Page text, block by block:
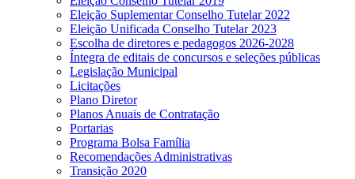
Eleição Suplementar Conselho Tutelar 2022
Eleição Unificada Conselho Tutelar 2023
Escolha de diretores e pedagogos 2026-2028
Íntegra de editais de concursos e seleções públicas
Legislação Municipal
Licitações
Plano Diretor
Planos Anuais de Contratação
Portarias
Programa Bolsa Família
Recomendações Administrativas
Transição 2020